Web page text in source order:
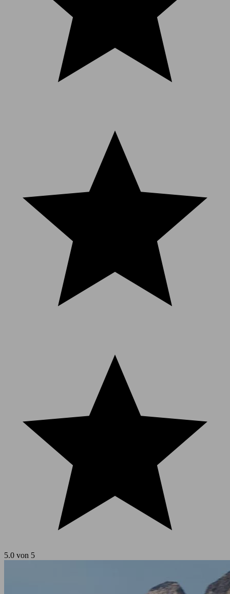
5.0 von 5